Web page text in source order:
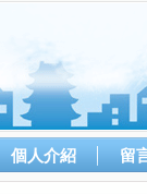
個人介紹 留